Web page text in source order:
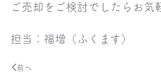
ご売却をご検討でしたらお気
担当：福増（ふくます）
前へ